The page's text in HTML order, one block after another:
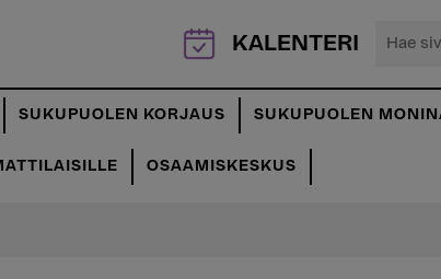
Hae
KALENTERI
SUKUPUOLEN KORJAUS SUKUPUOLEN
OSAAMISKESKUS